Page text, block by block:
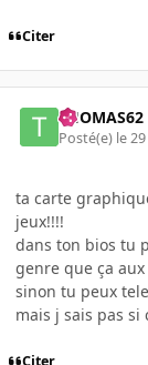
Citer
THOMAS62
Posté(e) le
ta carte
jeux!!!!
dans ton bios tu
genre que ça aux
sinon tu peux
mais j sais pas si